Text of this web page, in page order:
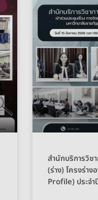
สำนักบริการวิช
(ร่าง) โครงร่า
Profile) ประจ